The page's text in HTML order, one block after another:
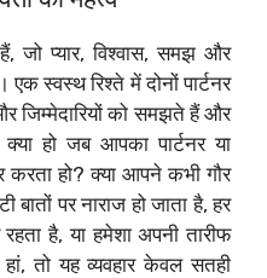
जो प्यार, विश्वास, समझ और
एक स्वस्थ रिश्ते में दोनों पार्टनर
जिम्मेदारियों को समझते हैं और
हो जब आपका पार्टनर या
करता हो? क्या आपने कभी गौर
बातों पर नाराज हो जाता है, हर
है, या हमेशा अपनी तारीफ
तो यह व्यवहार केवल सतही